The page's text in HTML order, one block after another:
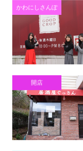
かわにしさんぽ
開店